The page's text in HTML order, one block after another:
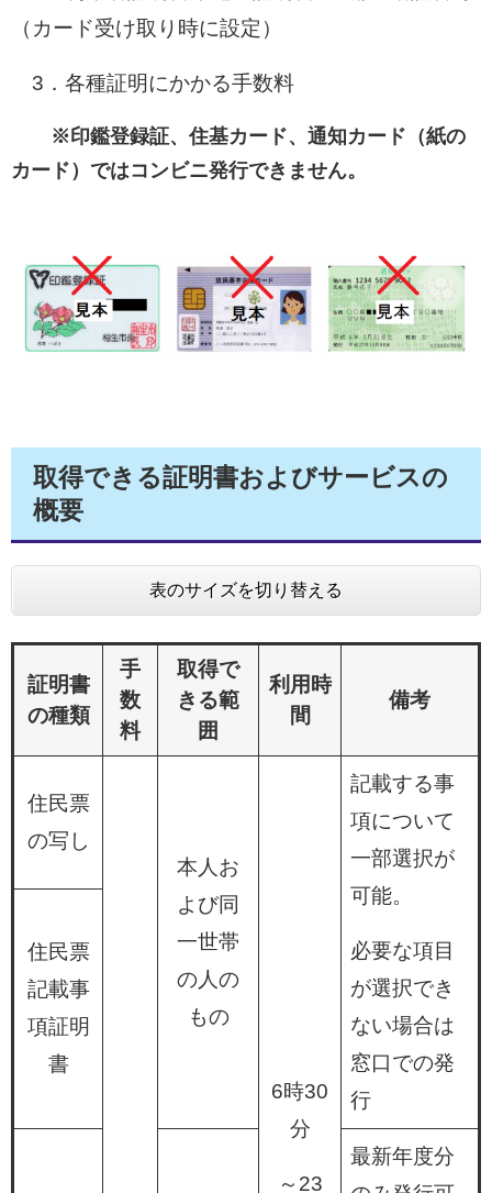
（カード受け取り時に設定）
3．各種証明にかかる手数料
※印鑑登録証、住基カード、通知カード（紙の
カード）ではコンビニ発行できません。
取得できる証明書およびサービスの
概要
表のサイズを切り替える
証明書
の種類
手
数
料
取得で
きる範
囲
利用時
間
備考
住民票
の写し
本人お
よび同
一世帯
の人の
もの
6時30
分
～23
記載する事
項について
一部選択が
可能。
必要な項目
が選択でき
ない場合は
窓口での発
行
住民票
記載事
項証明
書
最新年度分